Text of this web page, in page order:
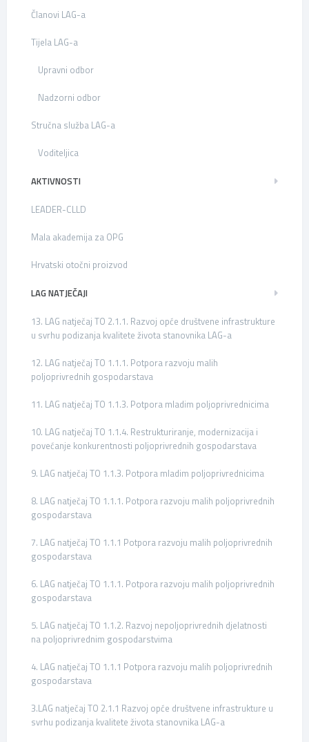
Članovi LAG-a
Tijela LAG-a
Upravni odbor
Nadzorni odbor
Stručna služba LAG-a
Voditeljica
AKTIVNOSTI
LEADER-CLLD
Mala akademija za OPG
Hrvatski otočni proizvod
LAG NATJEČAJI
13. LAG natječaj TO 2.1.1. Razvoj opće društvene infrastrukture
u svrhu podizanja kvalitete života stanovnika LAG-a
12. LAG natječaj TO 1.1.1. Potpora razvoju malih
poljoprivrednih gospodarstava
11. LAG natječaj TO 1.1.3. Potpora mladim poljoprivrednicima
10. LAG natječaj TO 1.1.4. Restrukturiranje, modernizacija i
povećanje konkurentnosti poljoprivrednih gospodarstava
9. LAG natječaj TO 1.1.3. Potpora mladim poljoprivrednicima
8. LAG natječaj TO 1.1.1. Potpora razvoju malih poljoprivrednih
gospodarstava
7. LAG natječaj TO 1.1.1 Potpora razvoju malih poljoprivrednih
gospodarstava
6. LAG natječaj TO 1.1.1. Potpora razvoju malih poljoprivrednih
gospodarstava
5. LAG natječaj TO 1.1.2. Razvoj nepoljoprivrednih djelatnosti
na poljoprivrednim gospodarstvima
4. LAG natječaj TO 1.1.1 Potpora razvoju malih poljoprivrednih
gospodarstava
3.LAG natječaj TO 2.1.1 Razvoj opće društvene infrastrukture u
svrhu podizanja kvalitete života stanovnika LAG-a